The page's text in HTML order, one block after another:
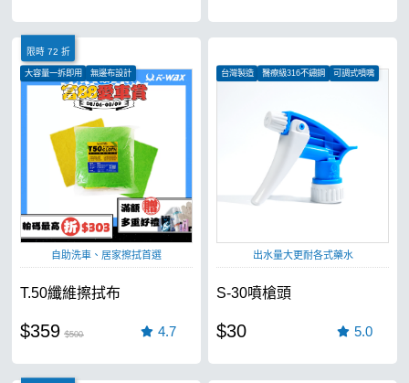
限時 72 折
大容量一拆即用
無邊布設計
吸水效果極強
自助洗車、居家擦拭首選
T.50纖維擦拭布
$359 $500 4.7
台灣製造 醫療級316不鏽鋼 可調式噴嘴
出水量大更耐各式藥水
S-30噴槍頭
$30 5.0